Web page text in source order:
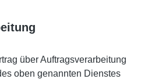
über Auftragsverarbeitung
oben genannten Dienstes